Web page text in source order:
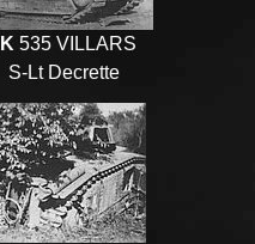
K 535 VILLARS
S-Lt Decrette